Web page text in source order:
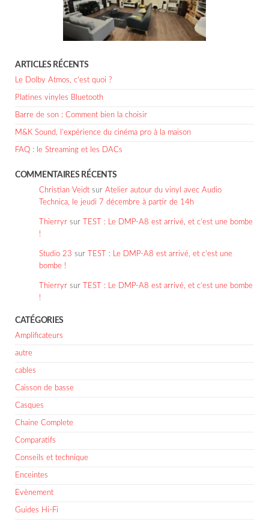
ARTICLES RÉCENTS
Le Dolby Atmos, c’est quoi ?
Platines vinyles Bluetooth
Barre de son : Comment bien la choisir
M&K Sound, l’expérience du cinéma pro à la maison
FAQ : le Streaming et les DACs
COMMENTAIRES RÉCENTS
Christian Veidt sur Atelier autour du vinyl avec Audio
Technica, le jeudi 7 décembre à partir de 14h
Thierryr sur
TEST : Le DMP-A8 est arrivé, et c’est une bombe
!
Studio 23 sur
TEST : Le DMP-A8 est arrivé, et c’est une
bombe !
Thierryr sur
TEST : Le DMP-A8 est arrivé, et c’est une bombe
!
CATÉGORIES
Amplificateurs
autre
cables
Caisson de basse
Casques
Chaine Complete
Comparatifs
Conseils et technique
Enceintes
Evènement
Guides Hi-Fi